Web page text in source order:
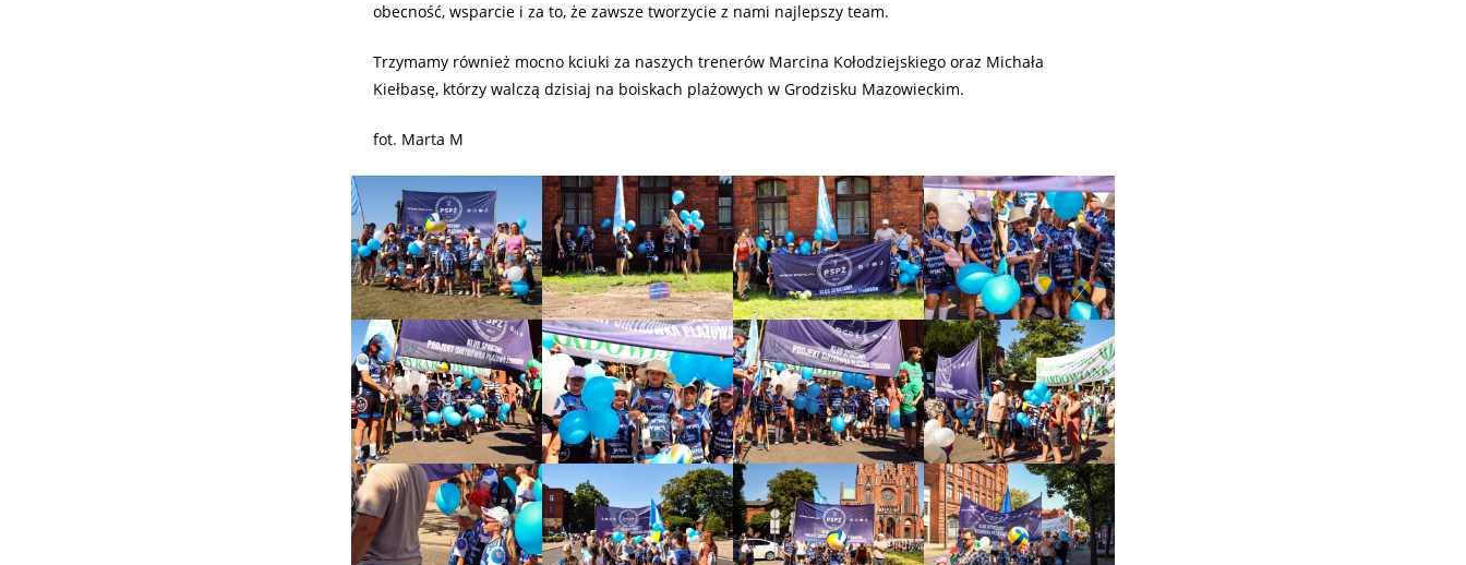
obecność, wsparcie i za to, że zawsze tworzycie z nami najlepszy team.
Trzymamy również mocno kciuki za naszych trenerów Marcina Kołodziejskiego oraz Michała
Kiełbasę, którzy walczą dzisiaj na boiskach plażowych w Grodzisku Mazowieckim.
fot. Marta M